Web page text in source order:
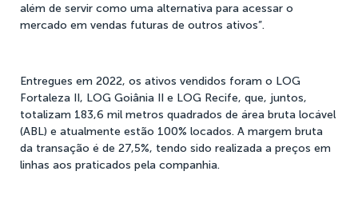
além de servir como uma alternativa para acessar o
mercado em vendas futuras de outros ativos”.
Entregues em 2022, os ativos vendidos foram o LOG
Fortaleza II, LOG Goiânia II e LOG Recife, que, juntos,
totalizam 183,6 mil metros quadrados de área bruta locável
(ABL) e atualmente estão 100% locados. A margem bruta
da transação é de 27,5%, tendo sido realizada a preços em
linhas aos praticados pela companhia.